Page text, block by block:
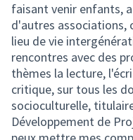
faisant venir enfants,
d'autres associations,
lieu de vie
rencontres avec des
thèmes la lecture,
critique, sur tous les
socioculturelle,
Développement de